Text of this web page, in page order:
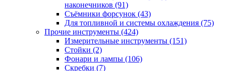
наконечников (91)
Съёмники форсунок (43)
Для топливной и системы охлаждения (75)
Прочие инструменты (424)
Измерительные инструменты (151)
Стойки (2)
Фонари и лампы (106)
Скребки (7)